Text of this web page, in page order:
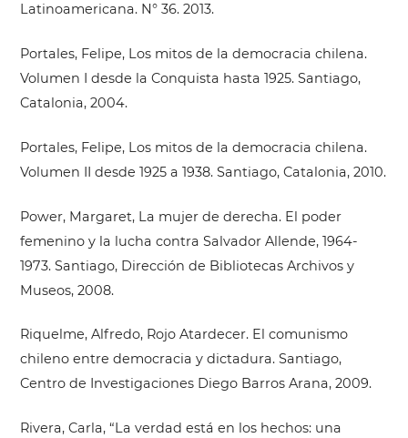
Latinoamericana. N° 36. 2013.
Portales, Felipe, Los mitos de la democracia chilena.
Volumen I desde la Conquista hasta 1925. Santiago,
Catalonia, 2004.
Portales, Felipe, Los mitos de la democracia chilena.
Volumen II desde 1925 a 1938. Santiago, Catalonia, 2010.
Power, Margaret, La mujer de derecha. El poder
femenino y la lucha contra Salvador Allende, 1964-
1973. Santiago, Dirección de Bibliotecas Archivos y
Museos, 2008.
Riquelme, Alfredo, Rojo Atardecer. El comunismo
chileno entre democracia y dictadura. Santiago,
Centro de Investigaciones Diego Barros Arana, 2009.
Rivera, Carla, “La verdad está en los hechos: una